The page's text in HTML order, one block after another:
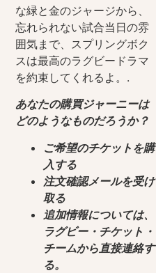
な緑と金のジャージから、
忘れられない試合当日の雰
囲気まで、スプリングボク
スは最高のラグビードラマ
を約束してくれるよ。.
あなたの購買ジャーニーは
どのようなものだろうか？
ご希望のチケットを購
入する
注文確認メールを受け
取る
追加情報については、
ラグビー・チケット・
チームから直接連絡す
る。